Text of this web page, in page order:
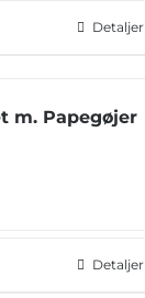
Detaljer
m. Papegøjer
Detaljer